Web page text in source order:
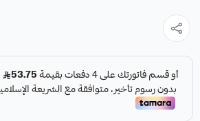
————————————————